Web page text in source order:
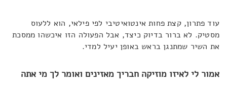
עוד פתרון, קצת פחות אינטואיטיבי לפי פילאי, הוא ללעוס
מסטיק. לא ברור בדיוק כיצד, אבל הפעולה הזו איכשהו ממסכת
את השיר שמתנגן בראש באופן יעיל למדי.
אמור לי לאיזו מוזיקה חבריך מאזינים ואומר לך מי אתה